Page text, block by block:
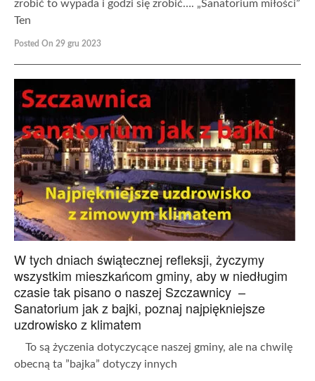
zrobić to wypada i godzi się zrobić…. „Sanatorium miłości”
Ten
Posted On 29 gru 2023
W tych dniach świątecznej refleksji, życzymy
wszystkim mieszkańcom gminy, aby w niedługim
czasie tak pisano o naszej Szczawnicy –
Sanatorium jak z bajki, poznaj najpiękniejsze
uzdrowisko z klimatem
To są życzenia dotyczycące naszej gminy, ale na chwilę
obecną ta ”bajka” dotyczy innych